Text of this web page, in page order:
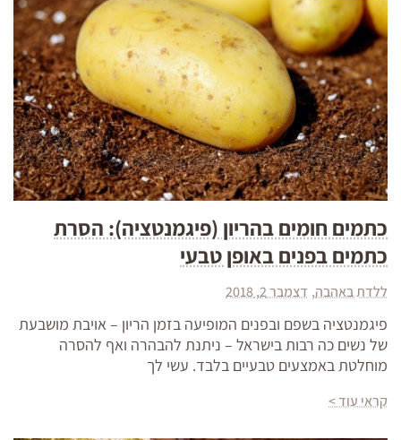
כתמים חומים בהריון (פיגמנטציה): הסרת
כתמים בפנים באופן טבעי
ללדת באהבה דצמבר 2, 2018
פיגמנטציה בשפם ובפנים המופיעה בזמן הריון – אויבת מושבעת
של נשים כה רבות בישראל – ניתנת להבהרה ואף להסרה
מוחלטת באמצעים טבעיים בלבד. עשי לך
קראי עוד >